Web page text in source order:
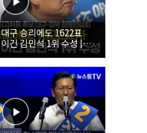
구 승리에도 1622표
긴 김민석 1위 수성 |
당 당대표·최고위원 후
설회